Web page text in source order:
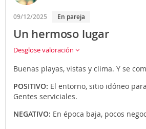
09/12/2025 En pareja
Un hermoso lugar
Desglose valoración
Buenas playas, vistas y clima. Y se
POSITIVO: El entorno, sitio idóneo
Gentes serviciales.
NEGATIVO: En época baja, pocos